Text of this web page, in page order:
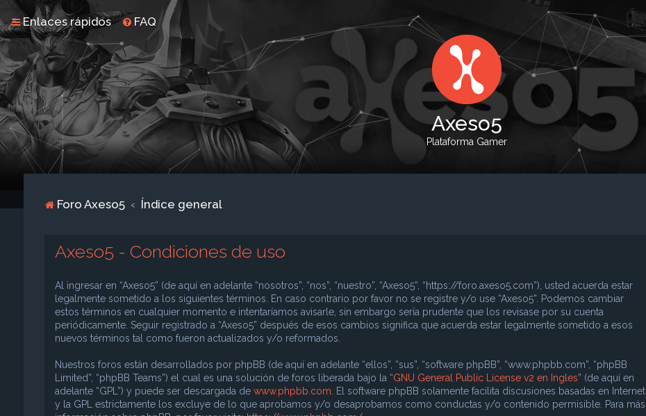
Enlaces rápidos FAQ
Axeso5
Plataforma Gamer
Foro Axeso5 Índice general
Axeso5 - Condiciones de uso
Al ingresar en “Axeso5” (de aquí en adelante “nosotros”, “nos”, “nuestro”, “Axeso5”, “https://foro.axeso5.com”), usted acuerda estar
legalmente sometido a los siguientes términos. En caso contrario por favor no se registre y/o use “Axeso5”. Podemos cambiar
estos términos en cualquier momento e intentaríamos avisarle, sin embargo sería prudente que los revisase por su cuenta
periódicamente. Seguir registrado a “Axeso5” después de esos cambios significa que acuerda estar legalmente sometido a esos
nuevos términos tal como fueron actualizados y/o reformados.
Nuestros foros están desarrollados por phpBB (de aquí en adelante “ellos”, “sus”, “software phpBB”, “www.phpbb.com”, “phpBB
Limited”, “phpBB Teams”) el cual es una solución de foros liberada bajo la “GNU General Public License v2 en Ingles” (de aquí en
adelante “GPL”) y puede ser descargada de www.phpbb.com . El software phpBB solamente facilita discusiones basadas en Internet
y la GPL estrictamente los excluye de lo que aprobamos y/o desaprobamos como conductas y/o contenido permisible. Para más